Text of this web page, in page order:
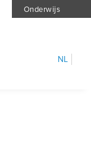
Onderwijs
NL